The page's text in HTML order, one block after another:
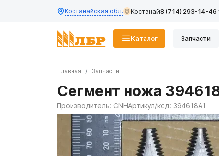
Костанайская обл. Костанай8 (714) 293-14-46
Каталог Запчасти
Главная Запчасти
Сегмент ножа
Производитель: CNHАртикул/код: 394618A1